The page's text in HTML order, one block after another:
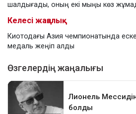
шалдығады, оның екі мыңы көз
Келесі жаңалық
Киотодағы Азия чемпионатында
медаль жеңіп алды